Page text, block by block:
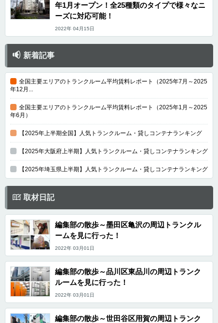
年1月オープン！全25種類のタイプで様々なニ
ーズに対応可能！
2022年 04月15日
新着記事
全国主要エリアのトランクルーム平均賃料レポート（2025年7月～2025
年12月...
全国主要エリアのトランクルーム平均賃料レポート（2025年1月～2025
年6月）
【2025年上半期全国】人気トランクルーム・貸しコンテナランキング
【2025年大阪府上半期】人気トランクルーム・貸しコンテナランキング
【2025年埼玉県上半期】人気トランクルーム・貸しコンテナランキング
取材日記
編集部の散歩～墨田区亀沢の周辺トランクル
ームを見に行った！
2022年 03月01日
編集部の散歩～品川区東品川の周辺トランク
ルームを見に行った！
2022年 03月01日
編集部の散歩～世田谷区用賀の周辺トランク